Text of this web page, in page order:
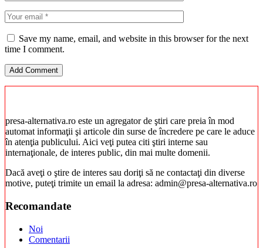
Save my name, email, and website in this browser for the next
time I comment.
presa-alternativa.ro este un agregator de ştiri care preia în mod
automat informaţii şi articole din surse de încredere pe care le aduce
în atenţia publicului. Aici veţi putea citi ştiri interne sau
internaţionale, de interes public, din mai multe domenii.
Dacă aveţi o ştire de interes sau doriţi să ne contactaţi din diverse
motive, puteţi trimite un email la adresa: admin@presa-alternativa.ro
Recomandate
Noi
Comentarii